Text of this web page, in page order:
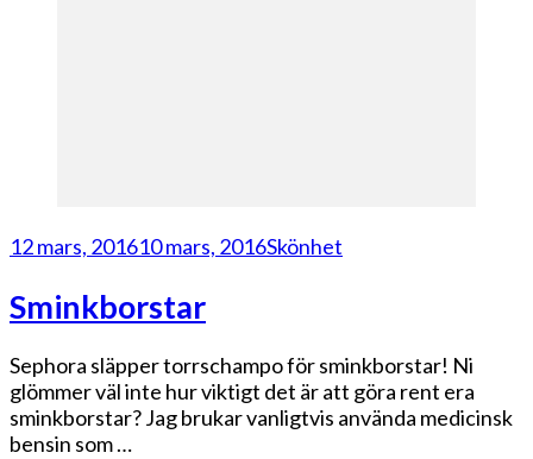
12 mars, 201610 mars, 2016Skönhet
Sminkborstar
Sephora släpper torrschampo för sminkborstar! Ni
glömmer väl inte hur viktigt det är att göra rent era
sminkborstar? Jag brukar vanligtvis använda medicinsk
bensin som …